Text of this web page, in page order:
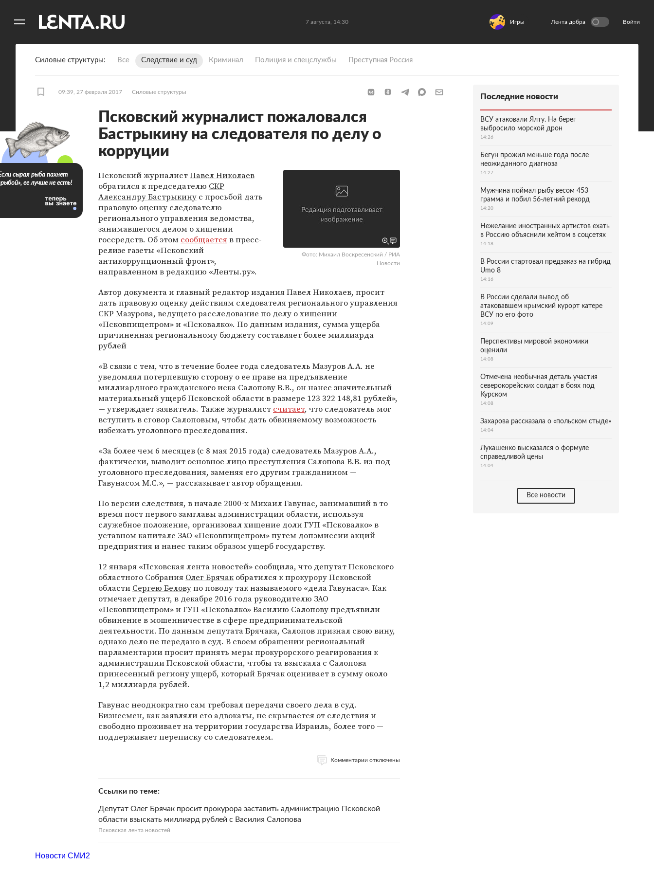
7 августа, 14:30 Игры Лента добра Войти
Силовые структуры Все Следствие и суд Криминал Полиция и спецслужбы Преступная Россия
09:39, 27 февраля 2017 Силовые структуры
Псковский журналист пожаловался
Бастрыкину на следователя по делу о
корруции
Фото: Михаил Воскресенский / РИА
Новости
Псковский журналистПавел Николаев
обратился к председателю СКР
Александру Бастрыкину с просьбой дать
правовую оценку следователю
регионального управления ведомства,
занимавшегося делом о хищении
госсредств. Об этом сообщаетсяв пресс-
релизе газеты «Псковский
антикоррупционный фронт»,
направленном в редакцию «Ленты.ру».
Автор документа и главный редактор издания Павел Николаев, просит
дать правовую оценку действиям следователя регионального управления
СКР Мазурова, ведущего расследование по делу о хищении
«Псковпищепром» и «Псковалко». По данным издания, сумма ущерба
причиненная региональному бюджету составляет более миллиарда
рублей
«В связи с тем, что в течение более года следователь Мазуров А.А. не
уведомлял потерпевшую сторону о ее праве на предъявление
миллиардного гражданского иска Салопову В.В., он нанес значительный
материальный ущерб Псковской области в размере 123 322 148,81 рублей»,
— утверждает заявитель. Также журналист считает, что следователь мог
вступить в сговор Салоповым, чтобы дать обвиняемому возможность
избежать уголовного преследования.
«За более чем 6 месяцев (с 8 мая 2015 года) следователь Мазуров А.А.,
фактически, выводит основное лицо преступления Салопова В.В. из-под
уголовного преследования, заменяя его другим гражданином —
Гавунасом М.С.», — рассказывает автор обращения.
По версии следствия, в начале 2000-х Михаил Гавунас, занимавший в то
время пост первого замглавы администрации области, используя
служебное положение, организовал хищение доли ГУП «Псковалко» в
уставном капитале ЗАО «Псковпищепром» путем допэмиссии акций
предприятия и нанес таким образом ущерб государству.
12 января «Псковская лента новостей» сообщила, что депутат Псковского
областного Собрания Олег Брячак обратился к прокурору Псковской
области Сергею Беловупо поводу так называемого «дела Гавунаса». Как
отмечает депутат, в декабре 2016 года руководителю ЗАО
«Псковпищепром» и ГУП «Псковалко» Василию Салопову предъявили
обвинение в мошенничестве в сфере предпринимательской
деятельности. По данным депутата Брячака, Салопов признал свою вину,
однако дело не передано в суд. В своем обращении региональный
парламентарии просит принять меры прокурорского реагирования к
администрации Псковской области, чтобы та взыскала с Салопова
принесенный региону ущерб, который Брячак оценивает в сумму около
1,2 миллиарда рублей.
Гавунас неоднократно сам требовал передачи своего дела в суд.
Бизнесмен, как заявляли его адвокаты, не скрывается от следствия и
свободно проживает на территории государства Израиль, более того —
поддерживает переписку со следователем.
Комментарии отключены
Ссылки по теме
Депутат Олег Брячак просит прокурора заставить администрацию Псковской
области взыскать миллиард рублей с Василия Салопова
Псковская лента новостей
сырая рыба пахнет
ее лучше не есть!
Последние новости
ВСУ атаковали Ялту. На берег
выбросило морской дрон
14:26
Бегун прожил меньше года после
неожиданного диагноза
14:27
Мужчина поймал рыбу весом 453
грамма и побил 56-летний рекорд
14:20
Нежелание иностранных артистов ехать
в Россию объяснили хейтом в соцсетях
14:18
В России стартовал предзаказ на гибрид
Umo 8
14:16
В России сделали вывод об
атаковавшем крымский курорт катере
ВСУ по его фото
14:09
Перспективы мировой экономики
оценили
14:08
Отмечена необычная деталь участия
северокорейских солдат в боях под
Курском
14:08
Захарова рассказала о «польском стыде»
14:04
Лукашенко высказался о формуле
справедливой цены
14:04
Все новости
Новости СМИ2